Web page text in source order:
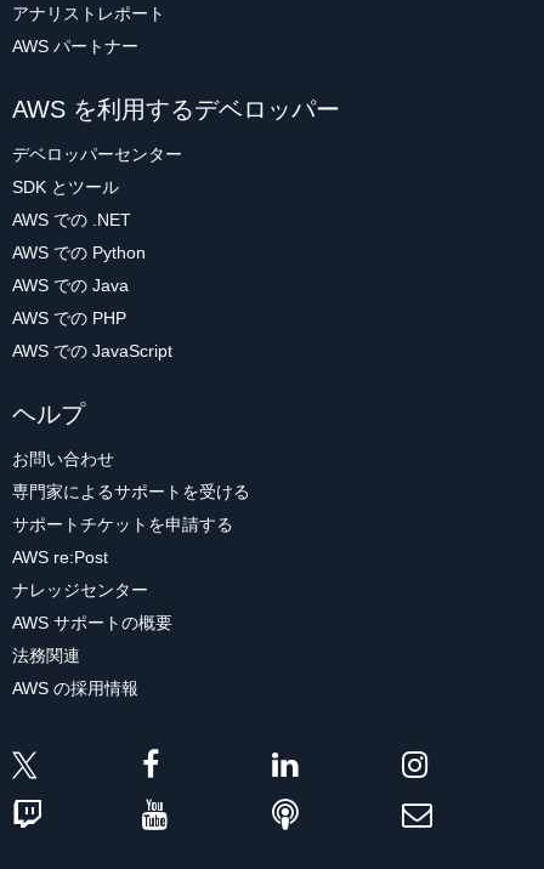
アナリストレポート
AWS パートナー
AWS を利用するデベロッパー
デベロッパーセンター
SDK とツール
AWS での .NET
AWS での Python
AWS での Java
AWS での PHP
AWS での JavaScript
ヘルプ
お問い合わせ
専門家によるサポートを受ける
サポートチケットを申請する
AWS re:Post
ナレッジセンター
AWS サポートの概要
法務関連
AWS の採用情報